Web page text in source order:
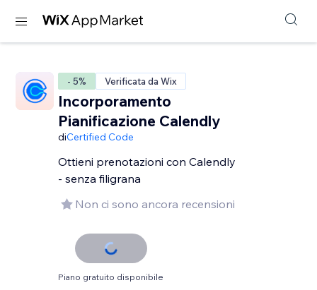
- 5% Verificata da Wix
Incorporamento
Pianificazione Calendly
diCertified Code
Ottieni prenotazioni con Calendly
- senza filigrana
Non ci sono ancora recensioni
Piano gratuito disponibile